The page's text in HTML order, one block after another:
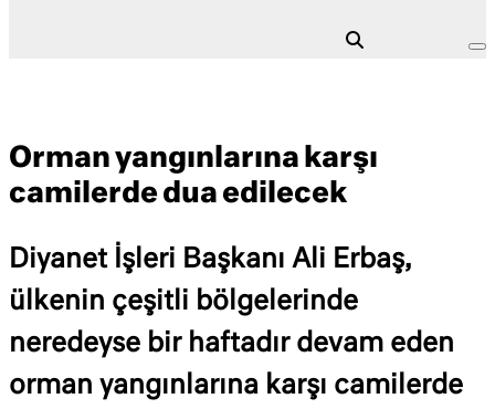
Orman yangınlarına karşı
camilerde dua edilecek
Diyanet İşleri Başkanı Ali Erbaş,
ülkenin çeşitli bölgelerinde
neredeyse bir haftadır devam eden
orman yangınlarına karşı camilerde